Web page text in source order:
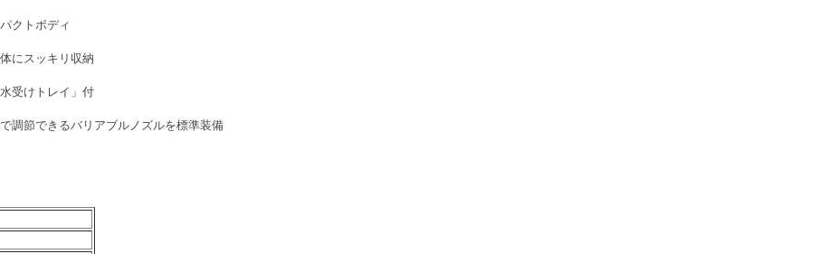
クトボディ
にスッキリ収納
受けトレイ」付
調節できるバリアブルノズルを標準装備